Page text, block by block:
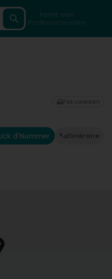
Fannt een
Professionnellen
d'Nummer Itinéraire
Fax uweisen